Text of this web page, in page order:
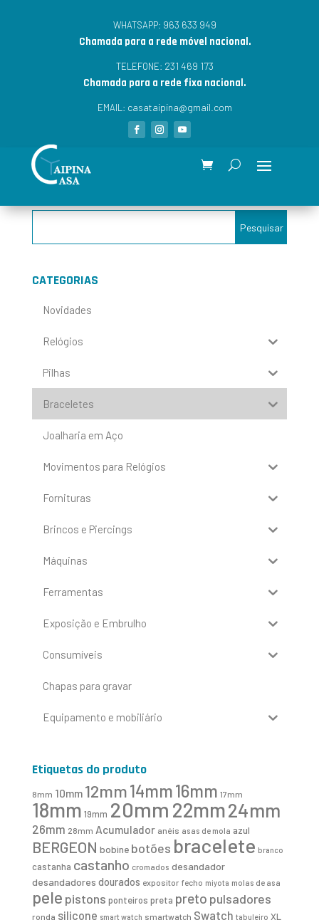
WHATSAPP: 963 633 949
Chamada para a rede móvel nacional.
TELEFONE: 231 469 173
Chamada para a rede fixa nacional.
EMAIL: casataipina@gmail.com
CATEGORIAS
Novidades
Relógios
Pilhas
Braceletes
Joalharia em Aço
Movimentos para Relógios
Fornituras
Brincos e Piercings
Máquinas
Ferramentas
Exposição e Embrulho
Consumíveis
Chapas para gravar
Equipamento e mobiliário
Etiquetas do produto
8mm 10mm 12mm14mm16mm 17mm
18mm 19mm 20mm 22mm24mm
26mm 28mm Acumulador anéis asas de mola azul
BERGEON bobine botões bracelete branco
castanha castanho cromados desandador
desandadores dourados expositor fecho miyota molas de asa
pele pistons ponteiros preta preto pulsadores
ronda silicone smart watch smartwatch Swatch tabuleiro XL